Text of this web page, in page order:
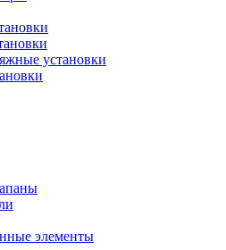
установки
элементы